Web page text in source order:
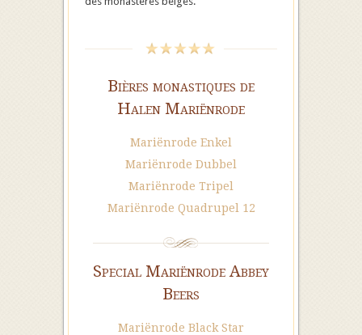
Bières monastiques de
Halen Mariënrode
Mariënrode Enkel
Mariënrode Dubbel
Mariënrode Tripel
Mariënrode Quadrupel 12
Special Mariënrode Abbey
Beers
Mariënrode Black Star